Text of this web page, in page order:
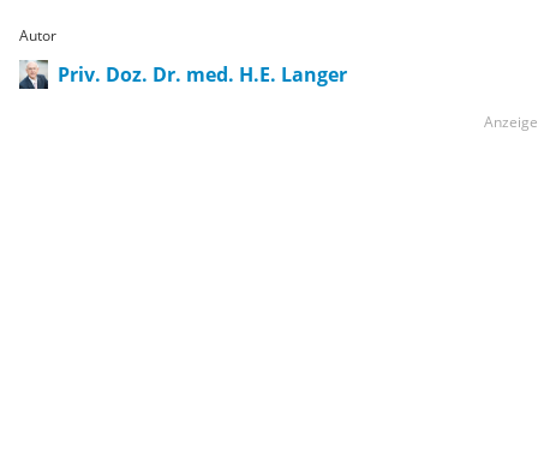
Autor
Priv. Doz. Dr. med. H.E. Langer